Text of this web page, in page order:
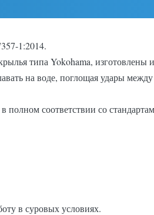
1:2014.
типа Yokohama, изготовлены
на воде, поглощая удары
соответствии со
в суровых условиях.